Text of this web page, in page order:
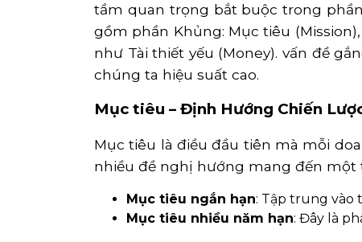
tầm quan trọng bắt buộc trong
gồm phần Khủng: Mục tiêu
như Tài thiết yếu (Money). vấn đề
chúng ta hiệu suất cao.
Mục tiêu – Định Hướng Chiến
Mục tiêu là điều đầu tiên mà mỗi
nhiều đề nghị hướng mang đến một
Mục tiêu ngắn hạn: Tập trung vào
Mục tiêu nhiều năm hạn: Đây là